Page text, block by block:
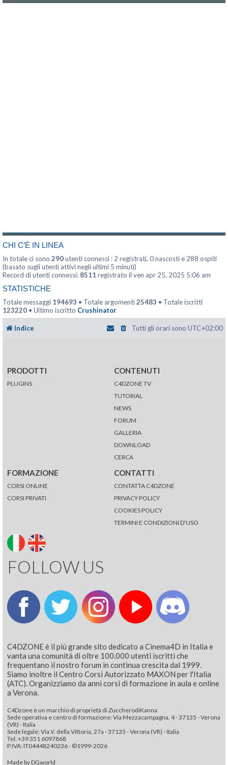
CHI C’È IN LINEA
In totale ci sono 290utenti connessi : 2 registrati, 0 nascosti e 288 ospiti
(basato sugli utenti attivi negli ultimi 5 minuti)
Record di utenti connessi: 8511 registrato il ven apr 25, 2025 5:06 am
STATISTICHE
Totale messaggi 194693 • Totale argomenti25483 • Totale iscritti
123220 • Ultimo iscritto Crushinator
Indice Tutti gli orari sono UTC+02:00
PRODOTTI
PLUGINS
CONTENUTI
C4DZONE TV
TUTORIAL
NEWS
FORUM
GALLERIA
DOWNLOAD
CERCA
FORMAZIONE
CORSI ONLINE
CORSI PRIVATI
CONTATTI
CONTATTA C4DZONE
PRIVACY POLICY
COOKIES POLICY
TERMINI E CONDIZIONI D'USO
FOLLOW US
C4DZONE è il più grande sito dedicato a Cinema4D in Italia e
vanta una comunità di oltre 100.000 utenti iscritti che
frequentano il nostro forum in continua crescita dal 1999.
Siamo inoltre il Centro Corsi Autorizzato MAXON per l'Italia
(ATC). Organizziamo da anni corsi di formazione in aula e online
a Verona.
C4Dzone è un marchio di proprietà di ZuccherodiKanna
Sede operativa e centro di formazione: Via Mezzacampagna, 4 - 37135 - Verona
(VR) - Italia
Sede legale: Via V. della Vittoria, 27a - 37135 - Verona (VR) - Italia
Tel: +39 351 6097868‬
P.IVA: IT04448240236 - ©1999-2026
Made by DGworld